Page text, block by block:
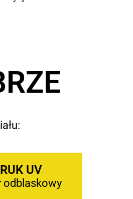
UV
odblaskowy